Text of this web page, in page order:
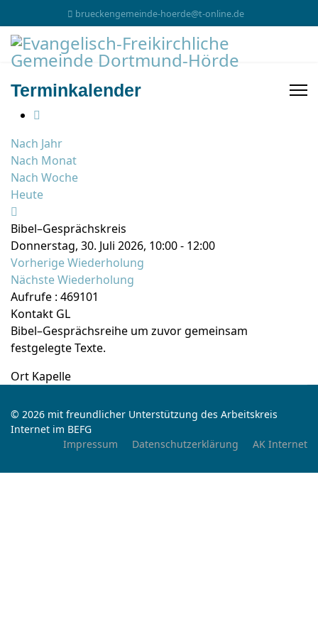
brueckengemeinde-hoerde@t-online.de
Terminkalender
Nach Jahr
Nach Monat
Nach Woche
Heute
Bibel–Gesprächskreis
Donnerstag, 30. Juli 2026, 10:00 - 12:00
Vorherige Wiederholung
Nächste Wiederholung
Aufrufe : 469101
Kontakt GL
Bibel–Gesprächsreihe um zuvor gemeinsam
festgelegte Texte.
Ort Kapelle
© 2026 mit freundlicher Unterstützung des Arbeitskreis
Internet im BEFG
Impressum
Datenschutzerklärung AK Internet